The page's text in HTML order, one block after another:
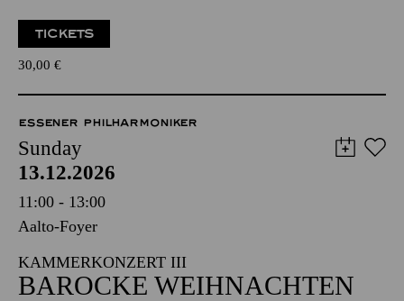
TICKETS
30,00 €
ESSENER PHILHARMONIKER
Sunday
13.12.2026
11:00 - 13:00
Aalto-Foyer
KAMMERKONZERT III
BAROCKE WEIHNACHTEN